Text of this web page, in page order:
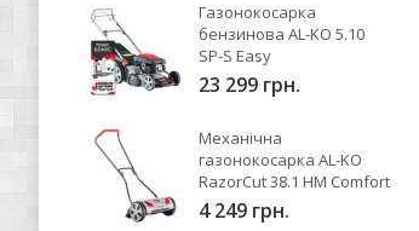
Газонокосарка
бензинова AL-KO 5.10
SP-S Easy
23 299 грн.
Механічна
газонокосарка AL-KO
RazorCut 38.1 HM Comfort
4 249 грн.